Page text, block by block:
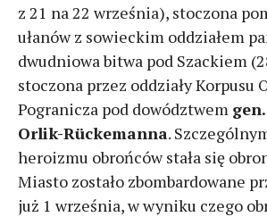
z 21 na 22 września), stoczona
ułanów z sowieckim oddziałem
dwudniowa bitwa pod Szackiem
stoczona przez oddziały Korpusu
Pogranicza pod dowództwem
Orlik-Rückemanna.
heroizmu obrońców stała się
Miasto zostało zbombardowane
już 1 września, w wyniku czego